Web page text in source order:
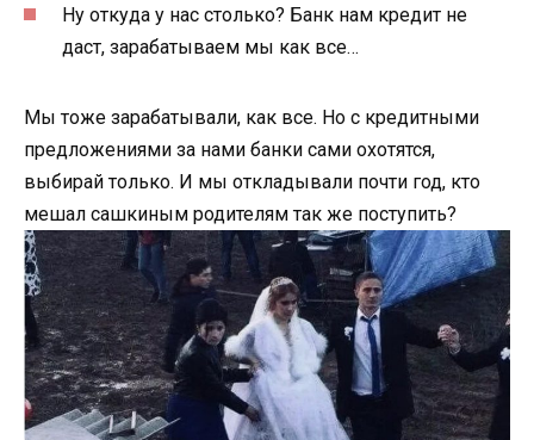
Ну откуда у нас столько? Банк нам кредит не
даст, зарабатываем мы как все…
Мы тоже зарабатывали, как все. Но с кредитными
предложениями за нами банки сами охотятся,
выбирай только. И мы откладывали почти год, кто
мешал сашкиным родителям так же поступить?